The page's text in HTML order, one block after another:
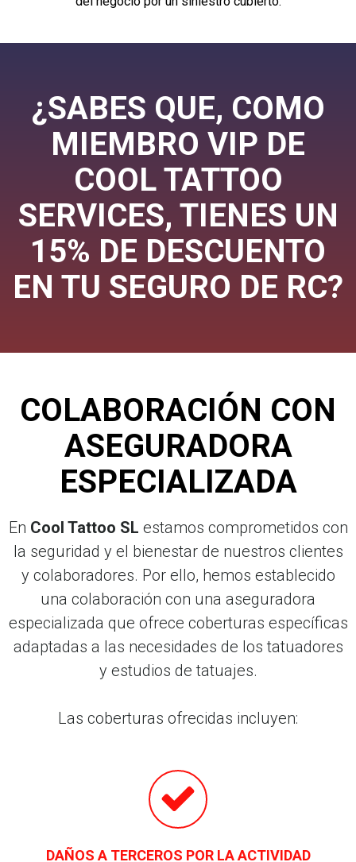
¿SABES QUE, COMO
MIEMBRO VIP DE
COOL TATTOO
SERVICES, TIENES UN
15% DE DESCUENTO
EN TU SEGURO DE RC?
COLABORACIÓN CON
ASEGURADORA
ESPECIALIZADA
En Cool Tattoo SL estamos comprometidos con
la seguridad y el bienestar de nuestros clientes
y colaboradores. Por ello, hemos establecido
una colaboración con una aseguradora
especializada que ofrece coberturas específicas
adaptadas a las necesidades de los tatuadores
y estudios de tatuajes.
Las coberturas ofrecidas incluyen:
DAÑOS A TERCEROS POR LA ACTIVIDAD